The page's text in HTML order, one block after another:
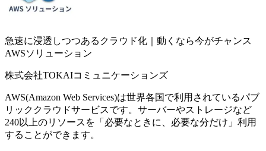
急速に浸透しつつあるクラウド化｜動くなら今がチャンス
AWSソリューション
株式会社TOKAIコミュニケーションズ
AWS(Amazon Web Services)は世界各国で利用されているパブ
リッククラウドサービスです。サーバーやストレージなど
240以上のリソースを「必要なときに、必要な分だけ」利用
することができます。